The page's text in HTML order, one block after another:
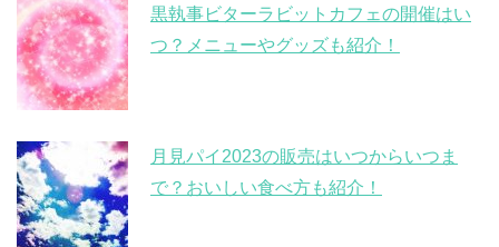
黒執事ビターラビットカフェの開催はい
つ？メニューやグッズも紹介！
月見パイ2023の販売はいつからいつま
で？おいしい食べ方も紹介！